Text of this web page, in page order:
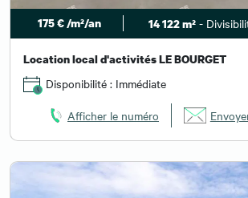
175 € /m²/an 14 122 m²-
Location local d'activités LE BOURGET
Disponibilité : Immédiate
Afficher le numéro